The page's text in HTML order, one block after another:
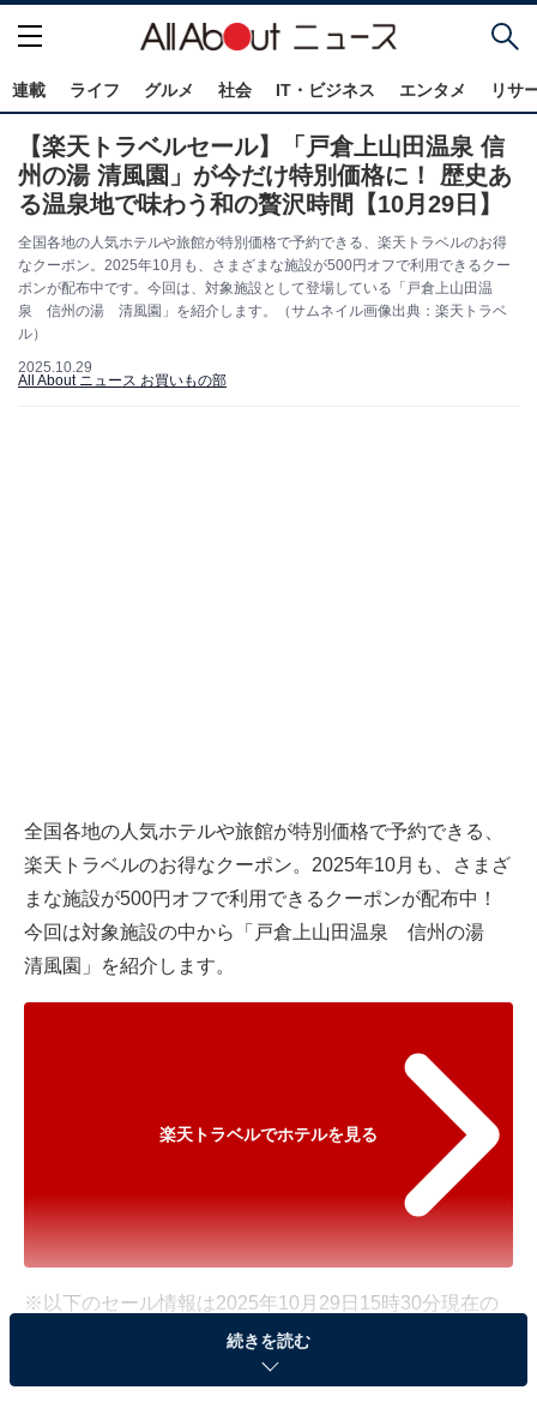
連載 ライフ グルメ 社会 IT・ビジネス エンタメ リサ
【楽天トラベルセール】「戸倉上山田温泉 信
州の湯 清風園」が今だけ特別価格に！ 歴史あ
る温泉地で味わう和の贅沢時間【10月29日】
全国各地の人気ホテルや旅館が特別価格で予約できる、楽天トラベルのお得
なクーポン。2025年10月も、さまざまな施設が500円オフで利用できるクー
ポンが配布中です。今回は、対象施設として登場している「戸倉上山田温
泉 信州の湯 清風園」を紹介します。（サムネイル画像出典：楽天トラベ
ル）
2025.10.29
All About ニュース お買いもの部
全国各地の人気ホテルや旅館が特別価格で予約できる、
楽天トラベルのお得なクーポン。2025年10月も、さまざ
まな施設が500円オフで利用できるクーポンが配布中！
今回は対象施設の中から「戸倉上山田温泉 信州の湯
清風園」を紹介します。
楽天トラベルでホテルを見る
※以下のセール情報は2025年10月29日15時30分現在の
ものです。料金の変更、満室の場合もあります。
※本記事で紹介している商品の購入やサービスの利用により、売上の一部が
続きを読む